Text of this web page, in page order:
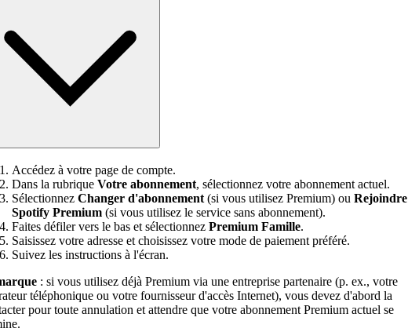
Accédez à votre page de compte.
Dans la rubrique Votre abonnement, sélectionnez votre abonnement actuel.
Sélectionnez Changer d'abonnement (si vous utilisez Premium) ou Rejoindre
Spotify Premium (si vous utilisez le service sans abonnement).
Faites défiler vers le bas et sélectionnez Premium Famille.
Saisissez votre adresse et choisissez votre mode de paiement préféré.
Suivez les instructions à l'écran.
: si vous utilisez déjà Premium via une entreprise partenaire (p. ex., votre
téléphonique ou votre fournisseur d'accès Internet), vous devez d'abord la
pour toute annulation et attendre que votre abonnement Premium actuel se